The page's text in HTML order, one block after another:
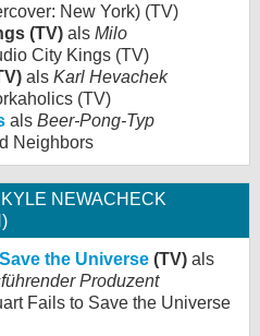
New York) (TV)
(TV) als Milo
City Kings (TV)
als Karl Hevachek
(TV)
als Beer-Pong-Typ
Neighbors
NEWACHECK
the Universe (TV) als
Produzent
Fails to Save the Universe